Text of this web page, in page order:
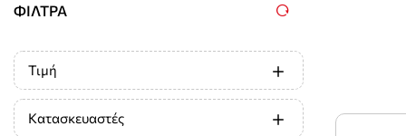
ΦΊΛΤΡΑ
Τιμή
Κατασκευαστές